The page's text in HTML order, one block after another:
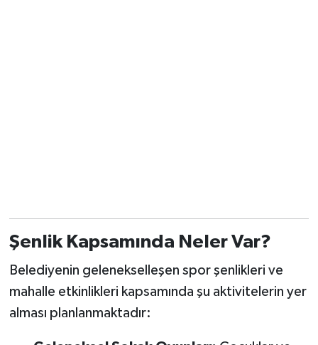
Şenlik Kapsamında Neler Var?
Belediyenin gelenekselleşen spor şenlikleri ve
mahalle etkinlikleri kapsamında şu aktivitelerin yer
alması planlanmaktadır: